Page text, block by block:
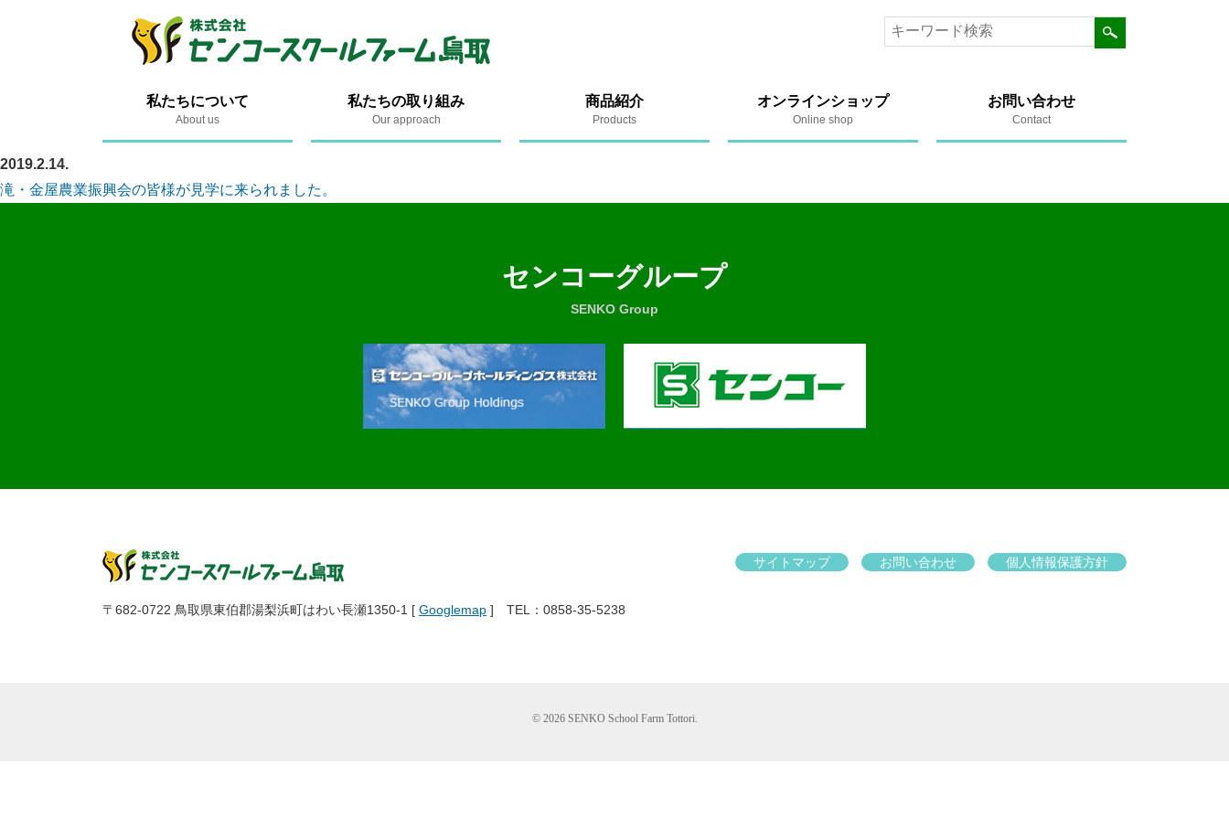
私たちについて
About us
私たちの取り組み
Our approach
商品紹介
Products
オンラインショップ
Online shop
お問い合わせ
Contact
2019.2.14.
滝・金屋農業振興会の皆様が見学に来られました。
センコーグループ
SENKO Group
〒682-0722 鳥取県東伯郡湯梨浜町はわい長瀬1350-1 [ Googlemap ] TEL：0858-35-5238
サイトマップ お問い合わせ 個人情報保護方針
© 2026 SENKO School Farm Tottori.